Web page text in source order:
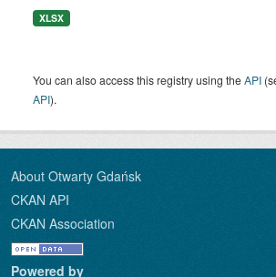
XLSX
You can also access this registry using theAPI
API).
About Otwarty Gdańsk
CKAN API
CKAN Association
Powered by